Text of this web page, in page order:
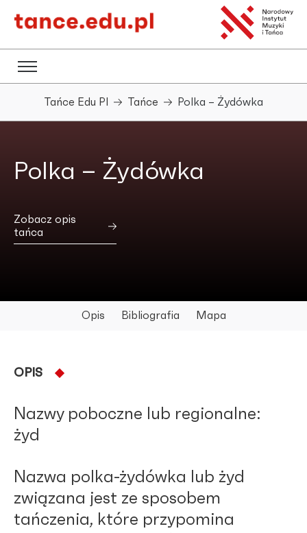
Tańce Edu Pl Tańce Polka – Żydówka
Polka – Żydówka
Zobacz opis
tańca
Opis Bibliografia Mapa
OPIS
Nazwy poboczne lub regionalne:
żyd
Nazwa polka-żydówka lub żyd
związana jest ze sposobem
tańczenia, które przypomina